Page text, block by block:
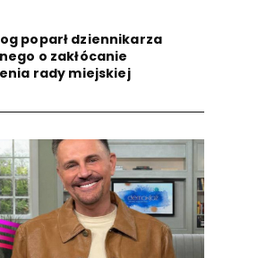
poparł dziennikarza
o zakłócanie
rady miejskiej